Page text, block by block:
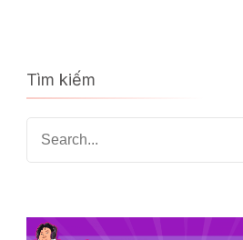
Tìm kiếm
Search
for: